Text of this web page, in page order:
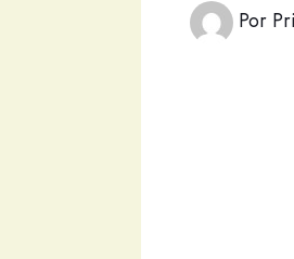
Por